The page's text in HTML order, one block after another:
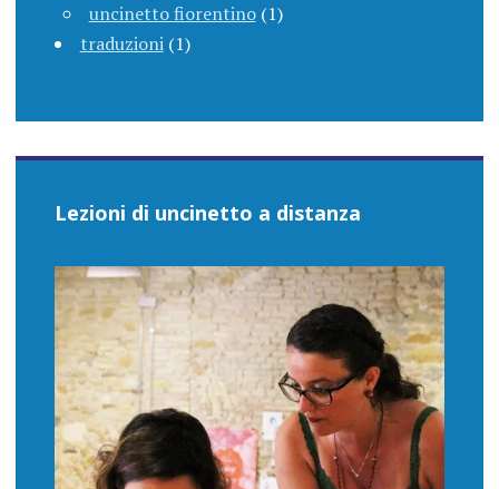
uncinetto fiorentino (1)
traduzioni (1)
Lezioni di uncinetto a distanza